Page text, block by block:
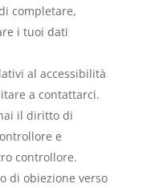
completare,
i tuoi dati
al accessibilità
a contattarci.
il diritto di
e
controllore.
di obiezione verso